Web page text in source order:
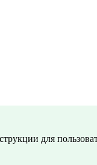
для